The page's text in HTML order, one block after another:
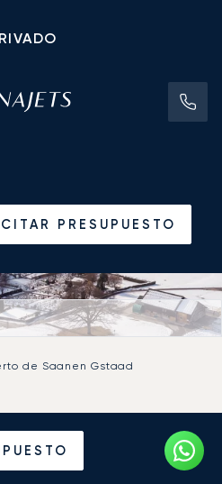
PRESUPUESTO
de Saanen Gstaad
Privado al
de Saanen